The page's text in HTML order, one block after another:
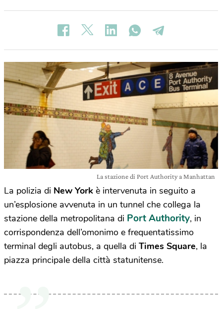
La stazione di Port Authority a Manhattan
La polizia di New York è intervenuta in seguito a
un’esplosione avvenuta in un tunnel che collega la
stazione della metropolitana di Port Authority, in
corrispondenza dell’omonimo e frequentatissimo
terminal degli autobus, a quella di Times Square, la
piazza principale della città statunitense.